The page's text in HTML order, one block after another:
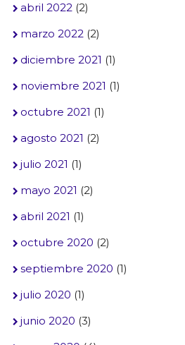
abril 2022(2)
marzo 2022(2)
diciembre 2021 (1)
noviembre 2021 (1)
octubre 2021 (1)
agosto 2021 (2)
julio 2021 (1)
mayo 2021 (2)
abril 2021 (1)
octubre 2020 (2)
septiembre 2020 (1)
julio 2020 (1)
junio 2020 (3)